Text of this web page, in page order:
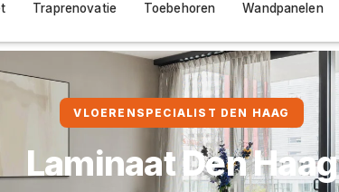
Traprenovatie Toebehoren Wandpanelen
VLOERENSPECIALIST DEN HAAG
Laminaat Den Haag